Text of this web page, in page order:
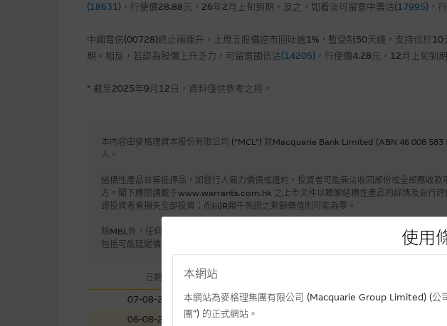
(18631) ，行使價28.88元，26年2月上旬到期。反之，如看淡可留意中壽沽(17995) ，
中國電信(00728)終止兩連升，上周五股價逆市回吐逾1%，暫受制50天綫，支持位於
期。相反，若認為股價上升乏力，可留意國信沽(14205) ，行使價4.28元，12月上旬到
* 截至2025年9月12日，資料僅供參考之用。
本內容由麥格理資本股份有限公司 (“MCL”) 就Macquarie Bank Limited (ABN 46 008
人。
結構性產品並無抵押品，如發行人無力償債或違約，投資者可能無法收回部份或全部應收
方。閣下應閱讀載于www.warrants.com.hk 之上市文件以瞭解結構性產品的詳情及自行
證投資者會損失全部投資；而(ii)R類牛熊證之剩餘價值則可能為零。
除MBL外，任何在本文所提到的麥格理集團機構均非1959年《銀行法》（澳大利亞聯邦）
包括可能延遲償還款項，以及已投資本金之全盤損失。MBL並不對該等機構的責任作出任
日期
07-08-2026 上午
06-08-2026
下午
使用
本網站
本網站為麥格理集團有限公司 (Macquarie Group Limited) (公
團”) 的正式網站。